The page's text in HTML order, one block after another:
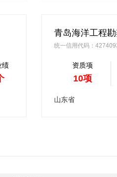
绩
青岛海洋工程
统一信用代码：
资质项
10项
山东省